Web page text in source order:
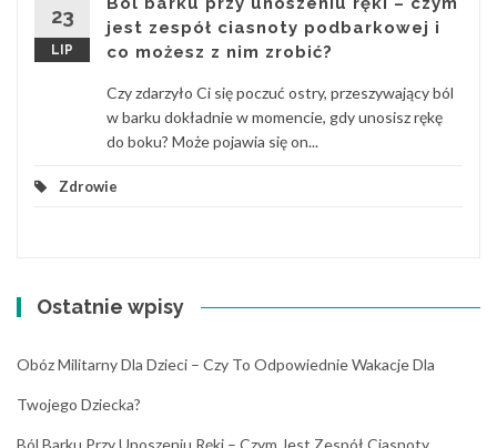
23
LIP
jest zespół ciasnoty podbarkowej i
co możesz z nim zrobić?
Czy zdarzyło Ci się poczuć ostry, przeszywający ból
w barku dokładnie w momencie, gdy unosisz rękę
do boku? Może pojawia się on...
Zdrowie
Ostatnie wpisy
Obóz Militarny Dla Dzieci – Czy To Odpowiednie Wakacje Dla
Twojego Dziecka?